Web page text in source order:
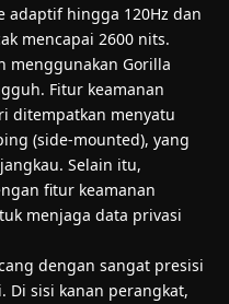
adaptif hingga 120Hz dan
mencapai 2600 nits.
menggunakan Gorilla
Fitur keamanan
ditempatkan menyatu
(side-mounted), yang
Selain itu,
fitur keamanan
menjaga data privasi
dengan sangat presisi
Di sisi kanan perangkat,